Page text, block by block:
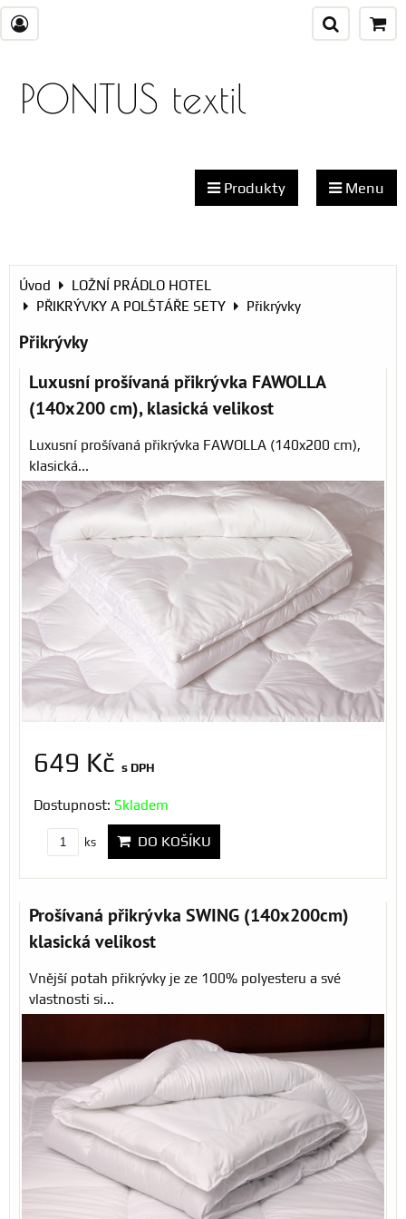
PONTUS textil
Produkty Menu
Úvod
LOŽNÍ PRÁDLO HOTEL
PŘIKRÝVKY A POLŠTÁŘE SETY
Přikrývky
Přikrývky
Luxusní prošívaná přikrývka FAWOLLA
(140x200 cm), klasická velikost
Luxusní prošívaná přikrývka FAWOLLA (140x200 cm),
klasická...
649 Kč s DPH
Dostupnost: Skladem
ks DO KOŠÍKU
Prošívaná přikrývka SWING (140x200cm)
klasická velikost
Vnější potah přikrývky je ze 100% polyesteru a své
vlastnosti si...